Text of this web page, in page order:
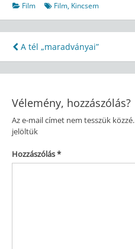
Film Film, Kincsem
Bejegyzés
navigáció
A tél „maradványai”
Vélemény, hozzászólás?
Az e-mail címet nem tesszük közzé.
jelöltük
Hozzászólás*